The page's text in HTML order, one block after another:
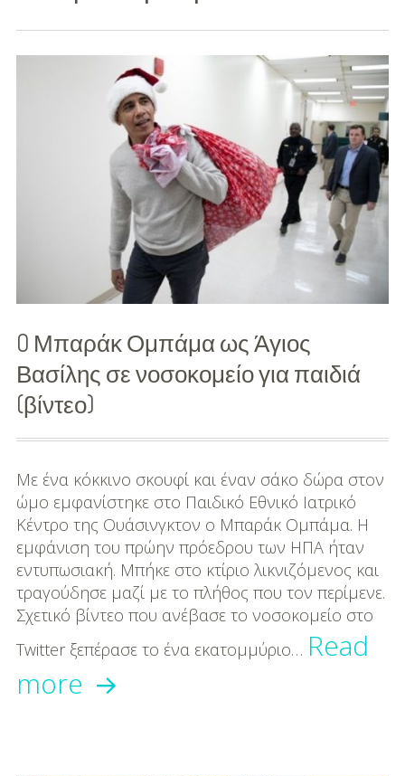
Διασκέδαση
Deco
DIY
Συνταγές
Συμβουλές
Διατροφής
Υγεία – Ψυχολογία
O Μπαράκ Ομπάμα ως Άγιος
Βασίλης σε νοσοκομείο για παιδιά
(βίντεο)
Με ένα κόκκινο σκουφί και έναν σάκο δώρα στον
ώμο εμφανίστηκε στο Παιδικό Εθνικό Ιατρικό
Κέντρο της Ουάσινγκτον ο Μπαράκ Ομπάμα. Η
εμφάνιση του πρώην πρόεδρου των ΗΠΑ ήταν
εντυπωσιακή. Μπήκε στο κτίριο λικνιζόμενος και
τραγούδησε μαζί με το πλήθος που τον περίμενε.
Σχετικό βίντεο που ανέβασε το νοσοκομείο στο
Twitter ξεπέρασε το ένα εκατομμύριο… Read
more O